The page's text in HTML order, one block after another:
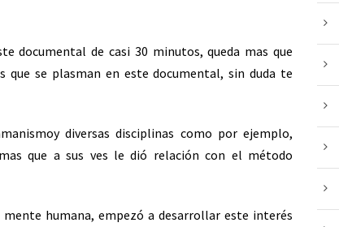
documental de casi 30 minutos, queda mas que
se plasman en este documental, sin duda te
diversas disciplinas como por ejemplo,
que a sus ves le dió relación con el método
humana, empezó a desarrollar este interés